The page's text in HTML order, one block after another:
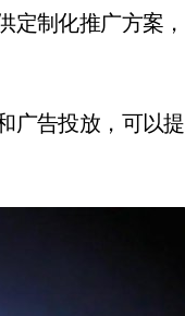
定制化推广方案，
广告投放，可以提